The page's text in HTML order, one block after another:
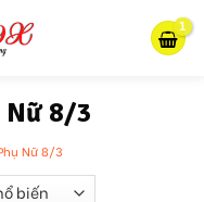
Nữ 8/3
Nữ 8/3